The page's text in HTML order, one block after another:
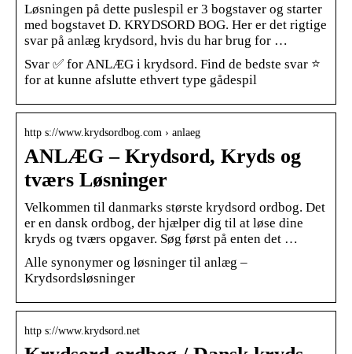
Løsningen på dette puslespil er 3 bogstaver og starter
med bogstavet D. KRYDSORD BOG. Her er det rigtige
svar på anlæg krydsord, hvis du har brug for …
Svar ✅ for ANLÆG i krydsord. Find de bedste svar ⭐
for at kunne afslutte ethvert type gådespil
http s://www.krydsordbog.com › anlaeg
ANLÆG – Krydsord, Kryds og
tværs Løsninger
Velkommen til danmarks største krydsord ordbog. Det
er en dansk ordbog, der hjælper dig til at løse dine
kryds og tværs opgaver. Søg først på enten det …
Alle synonymer og løsninger til anlæg –
Krydsordsløsninger
http s://www.krydsord.net